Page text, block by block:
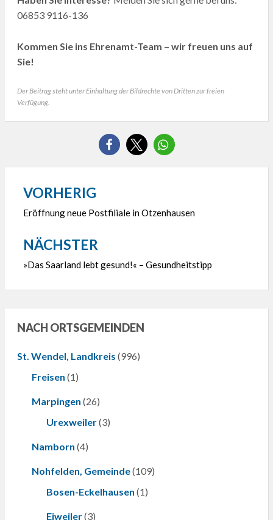
06853 9116-136
Kommen Sie ins Ehrenamt-Team – wir freuen uns auf
Sie!
Der Beitrag steht unter Einhaltung der Bildrechte von Dritten zur freien
Verfügung.
Beitragsnavigation
VORHERIG
Eröffnung neue Postfiliale in Otzenhausen
NÄCHSTER
»Das Saarland lebt gesund!« – Gesundheitstipp
NACH ORTSGEMEINDEN
St. Wendel, Landkreis (996)
Freisen (1)
Marpingen (26)
Urexweiler(3)
Namborn (4)
Nohfelden, Gemeinde(109)
Bosen-Eckelhausen (1)
Eiweiler(3)